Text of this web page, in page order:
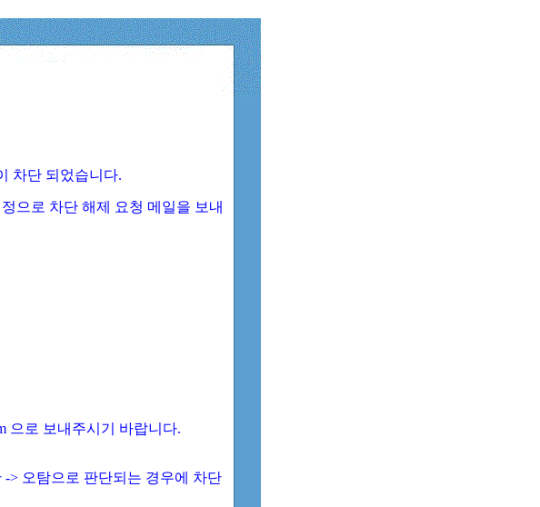
차단 되었습니다.
으로 차단 해제 요청 메일을 보내
으로 보내주시기 바랍니다.
> 오탐으로 판단되는 경우에 차단